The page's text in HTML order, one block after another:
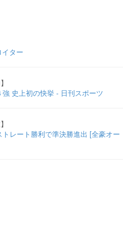
ター
史上初の快挙 - 日刊スポーツ
レート勝利で準決勝進出 [全豪オー